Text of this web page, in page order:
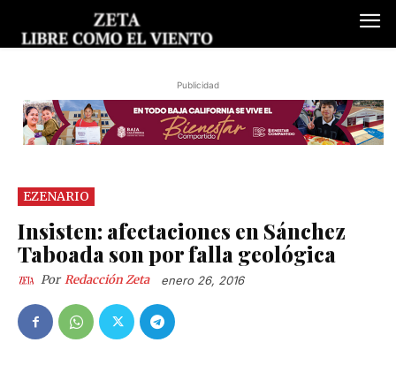
Publicidad
EZENARIO
Insisten: afectaciones en Sánchez
Taboada son por falla geológica
Por Redacción Zeta enero 26, 2016